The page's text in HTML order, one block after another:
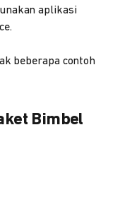
aplikasi
beberapa contoh
Bimbel